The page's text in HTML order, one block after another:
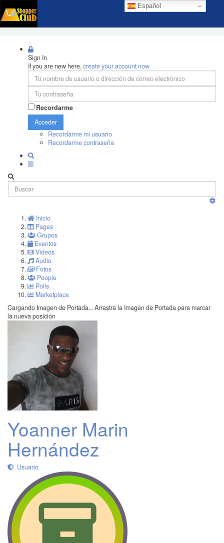
Español
Sign In
If you are new here,create your account now
Recordarme
Acceder
Recordarme mi usuario
Recordarme contraseña
Inicio
Pages
Grupos
Eventos
Videos
Audio
Fotos
People
Polls
Marketplace
Cargando Imagen de Portada... Arrastra la Imagen de Portada para marcar
la nueva posición
Yoanner Marin
Hernández
Usuario